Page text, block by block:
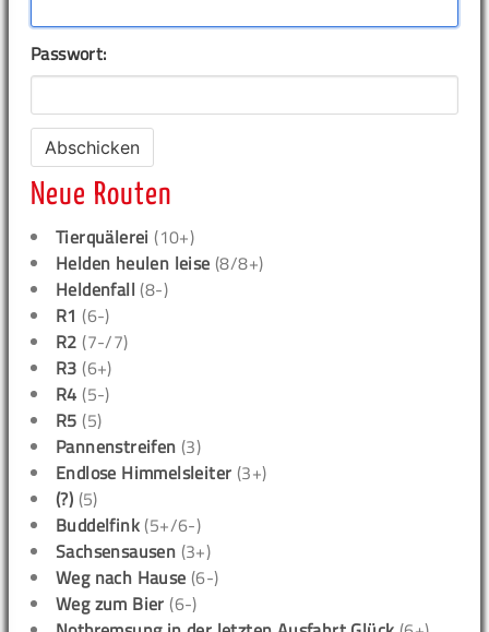
Passwort:
Neue Routen
Tierquälerei (10+)
Helden heulen leise (8/8+)
Heldenfall (8-)
R1 (6-)
R2 (7-/7)
R3 (6+)
R4 (5-)
R5 (5)
Pannenstreifen (3)
Endlose Himmelsleiter (3+)
(?) (5)
Buddelfink (5+/6-)
Sachsensausen (3+)
Weg nach Hause (6-)
Weg zum Bier (6-)